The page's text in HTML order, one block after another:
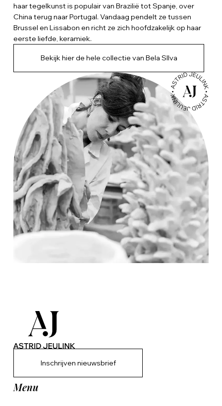
haar tegelkunst is populair van Brazilië tot Spanje, over
China terug naar Portugal. Vandaag pendelt ze tussen
Brussel en Lissabon en richt ze zich hoofdzakelijk op haar
eerste liefde, keramiek.
Bekijk hier de hele collectie van Bela SIlva
Inschrijven nieuwsbrief
Menu